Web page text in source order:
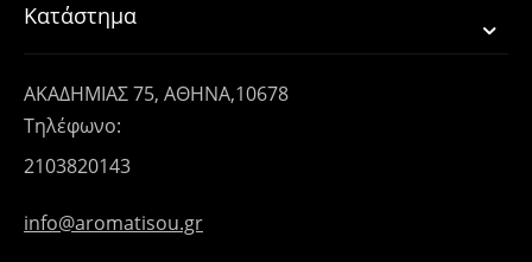
Κατάστημα
ΑΚΑΔΗΜΙΑΣ 75, ΑΘΗΝΑ,10678
Τηλέφωνο:
2103820143
info@aromatisou.gr